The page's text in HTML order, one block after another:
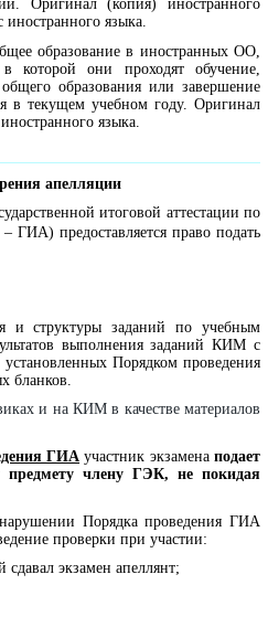
Оригинал (копия) иностранного
иностранного языка.
образование в иностранных ОО,
которой они проходят обучение,
образования или завершение
в текущем учебном году. Оригинал
языка.
апелляции
итоговой аттестации по
ГИА) предоставляется право подать
и структуры заданий по учебным
выполнения заданий КИМ с
Порядком проведения
бланков.
и на КИМ в качестве материалов
ГИА участник экзаменаподает
предмету члену ГЭК, не покидая
Порядка проведения ГИА
проверки при участии:
сдавал экзамен апеллянт;